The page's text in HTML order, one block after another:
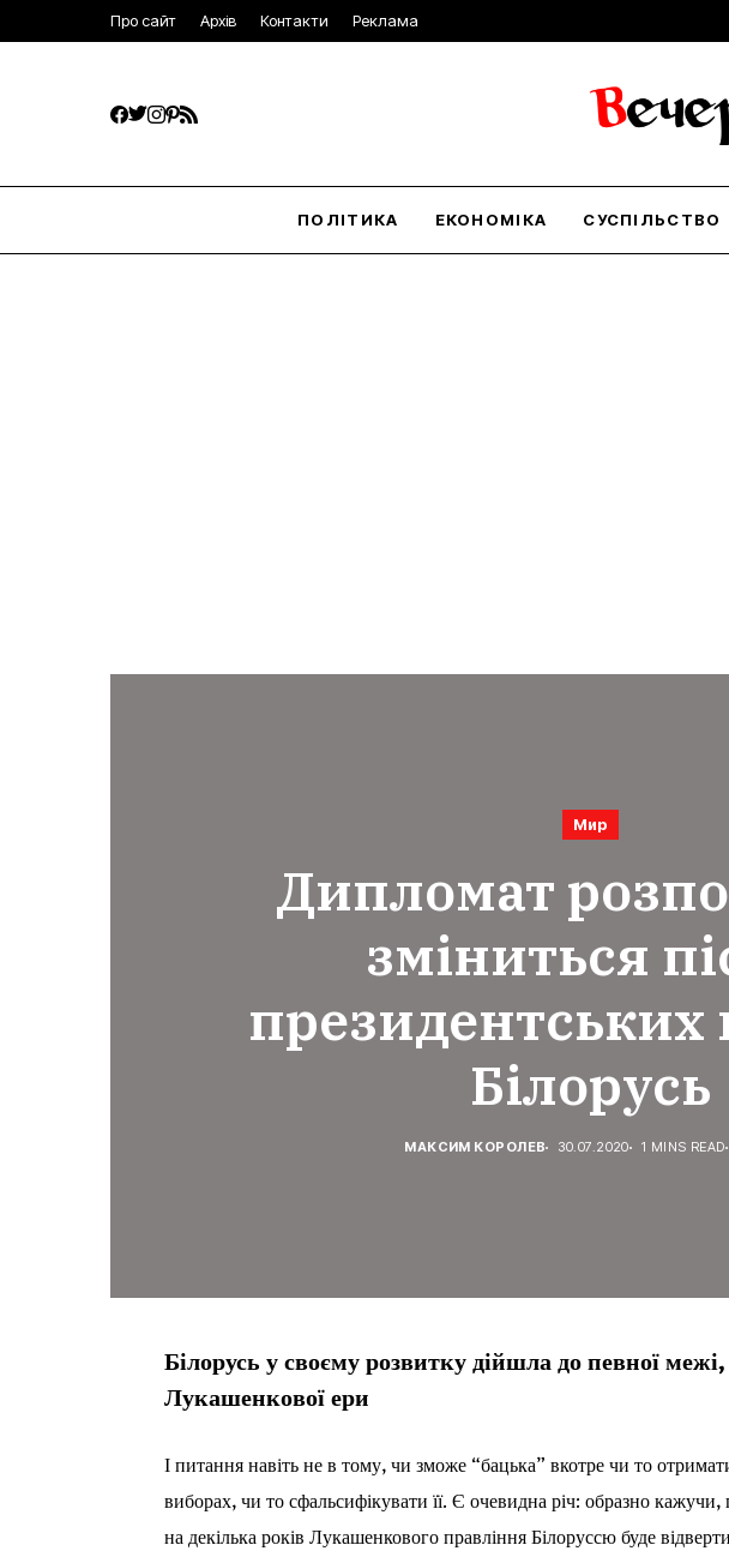
Про сайт Архів Контакти Реклама
ПОЛІТИКА ЕКОНОМІКА СУСПІЛЬСТВО
Мир
Дипломат
зміниться
президентських
Білорусь
МАКСИМ КОРОЛЕВ 30.07.2020 1 MINS READ
Білорусь у своєму розвитку дійшла до певної
Лукашенкової ери
І питання навіть не в тому, чи зможе “бацька” вкотре чи то
виборах, чи то сфальсифікувати її. Є очевидна річ: образно
на декілька років Лукашенкового правління Білоруссю буде